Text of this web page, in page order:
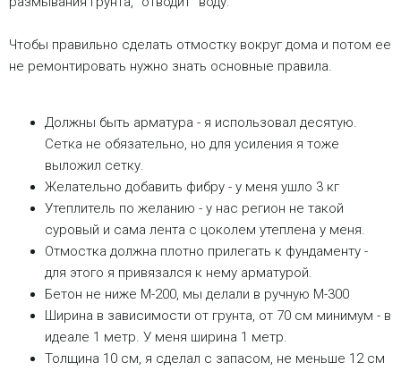
Чтобы правильно сделать отмостку вокруг дома и потом ее
не ремонтировать нужно знать основные правила.
Должны быть арматура - я использовал десятую.
Сетка не обязательно, но для усиления я тоже
выложил сетку.
Желательно добавить фибру - у меня ушло 3 кг
Утеплитель по желанию - у нас регион не такой
суровый и сама лента с цоколем утеплена у меня.
Отмостка должна плотно прилегать к фундаменту -
для этого я привязался к нему арматурой.
Бетон не ниже М-200, мы делали в ручную М-300
Ширина в зависимости от грунта, от 70 см минимум - в
идеале 1 метр. У меня ширина 1 метр.
Толщина 10 см, я сделал с запасом, не меньше 12 см